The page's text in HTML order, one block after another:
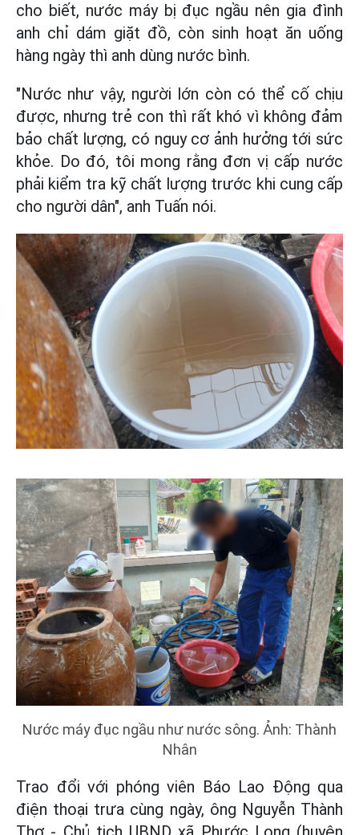
cho biết, nước máy bị đục ngầu nên gia đình
anh chỉ dám giặt đồ, còn sinh hoạt ăn uống
hàng ngày thì anh dùng nước bình.
"Nước như vậy, người lớn còn có thể cố chịu
được, nhưng trẻ con thì rất khó vì không đảm
bảo chất lượng, có nguy cơ ảnh hưởng tới sức
khỏe. Do đó, tôi mong rằng đơn vị cấp nước
phải kiểm tra kỹ chất lượng trước khi cung cấp
cho người dân", anh Tuấn nói.
Nước máy đục ngầu như nước sông. Ảnh: Thành
Nhân
Trao đổi với phóng viên Báo Lao Động qua
điện thoại trưa cùng ngày, ông Nguyễn Thành